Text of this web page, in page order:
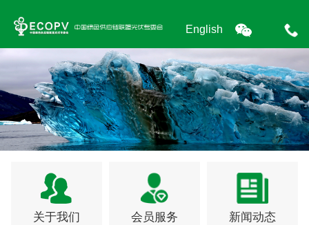
English
关于我们 会员服务 新闻动态